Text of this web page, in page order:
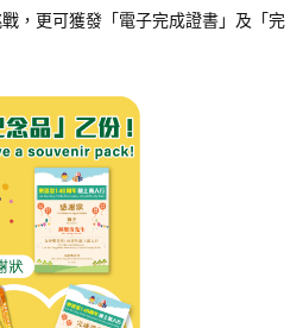
，更可獲發「電子完成證書」及「完